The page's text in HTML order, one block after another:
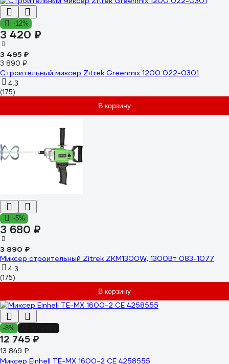
-12%
3 420 ₽
3 495 ₽
3 890 ₽
Строительный миксер Zitrek Greenmix 1200 022-0301
4.3
(175)
В корзину
-5%
3 680 ₽
3 890 ₽
Миксер строительный Zitrek ZKM1300W, 1300Вт 083-1077
4.3
(175)
В корзину
-8%
12 745 ₽
13 849 ₽
Миксер Einhell TE-MX 1600-2 CE 4258555